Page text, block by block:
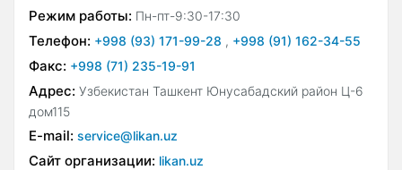
Режим работы: Пн-пт-9:30-17:30
Телефон: +998 (93) 171-99-28 , +998 (91) 162-34-55
Факс: +998 (71) 235-19-91
Адрес: Узбекистан Ташкент Юнусабадский район Ц-6
дом115
E-mail: service@likan.uz
Сайт организации: likan.uz